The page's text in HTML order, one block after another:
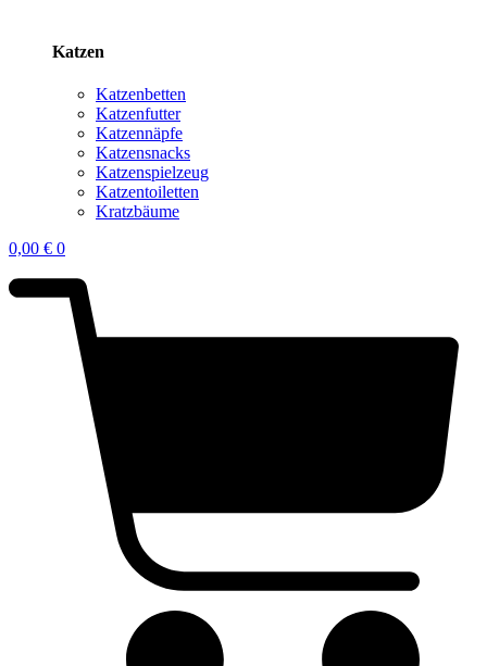
Katzen
Katzenbetten
Katzenfutter
Katzennäpfe
Katzensnacks
Katzenspielzeug
Katzentoiletten
Kratzbäume
0,00 € 0